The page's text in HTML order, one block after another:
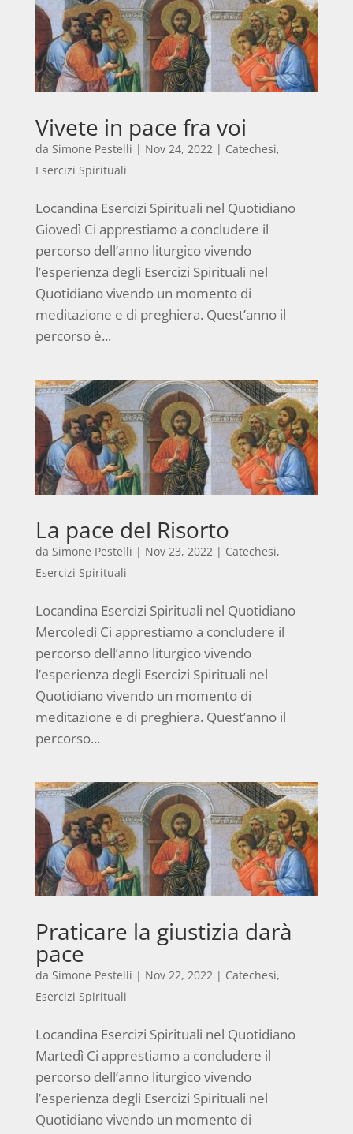
Vivete in pace fra voi
da Simone Pestelli | Nov 24, 2022| Catechesi,
Esercizi Spirituali
Locandina Esercizi Spirituali nel Quotidiano
Giovedì Ci apprestiamo a concludere il
percorso dell’anno liturgico vivendo
l’esperienza degli Esercizi Spirituali nel
Quotidiano vivendo un momento di
meditazione e di preghiera. Quest’anno il
percorso è...
La pace del Risorto
da Simone Pestelli | Nov 23, 2022 | Catechesi,
Esercizi Spirituali
Locandina Esercizi Spirituali nel Quotidiano
Mercoledì Ci apprestiamo a concludere il
percorso dell’anno liturgico vivendo
l’esperienza degli Esercizi Spirituali nel
Quotidiano vivendo un momento di
meditazione e di preghiera. Quest’anno il
percorso...
Praticare la giustizia darà
pace
da Simone Pestelli | Nov 22, 2022| Catechesi,
Esercizi Spirituali
Locandina Esercizi Spirituali nel Quotidiano
Martedì Ci apprestiamo a concludere il
percorso dell’anno liturgico vivendo
l’esperienza degli Esercizi Spirituali nel
Quotidiano vivendo un momento di